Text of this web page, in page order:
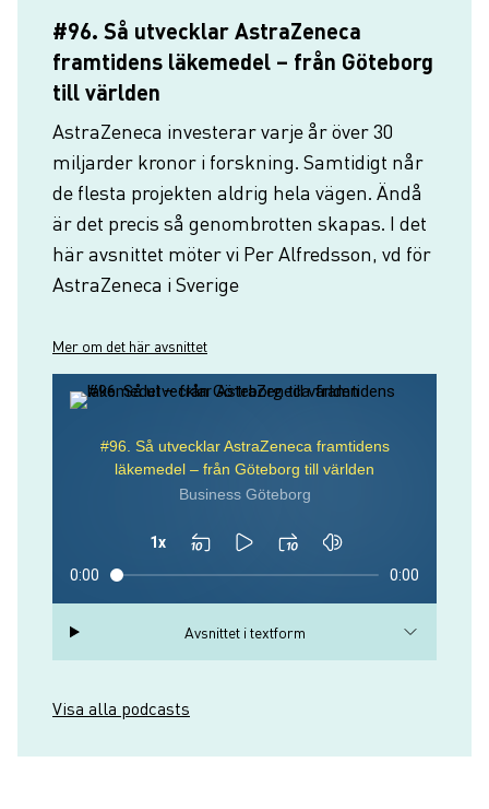
#96. Så utvecklar AstraZeneca
framtidens läkemedel – från Göteborg
till världen
AstraZeneca investerar varje år över 30
miljarder kronor i forskning. Samtidigt når
de flesta projekten aldrig hela vägen. Ändå
är det precis så genombrotten skapas. I det
här avsnittet möter vi Per Alfredsson, vd för
AstraZeneca i Sverige
Mer om det här avsnittet
Avsnittet i textform
Visa alla podcasts